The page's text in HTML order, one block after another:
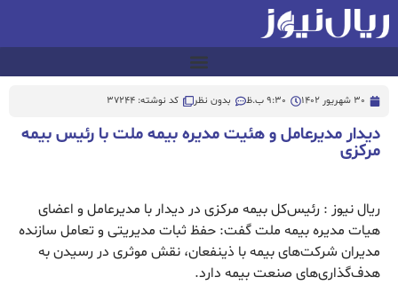
30 شهریور 1402 9:30 ب.ظ بدون نظر کد نوشته: 37244
دیدار مدیرعامل و هئیت مدیره بیمه ملت با رئیس بیمه
مرکزی
ریال نیوز : رئیس‌کل بیمه مرکزی در دیدار با مدیرعامل و اعضای
هیات مدیره بیمه ملت گفت: حفظ ثبات مدیریتی و تعامل سازنده
مدیران شرکت‌های بیمه با ذینفعان، نقش موثری در رسیدن به
هدف‌گذاری‌های صنعت بیمه دارد.